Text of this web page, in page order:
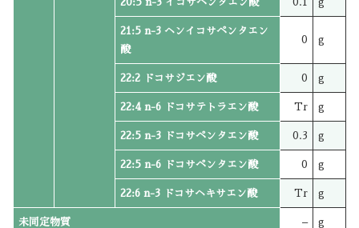
21:5 n-3 ヘンイコサペンタエン
酸
0 g
22:2 ドコサジエン酸 0 g
22:4 n-6 ドコサテトラエン酸 Tr g
22:5 n-3 ドコサペンタエン酸 0.3 g
22:5 n-6 ドコサペンタエン酸 0 g
22:6 n-3 ドコサヘキサエン酸 Tr g
未同定物質 – g